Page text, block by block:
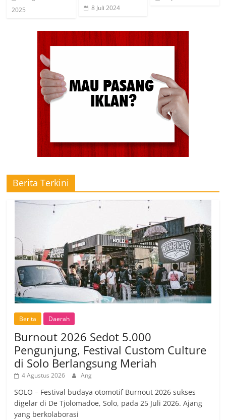
2025
8 Juli 2024
Berita Terkini
Berita Daerah
Burnout 2026 Sedot 5.000
Pengunjung, Festival Custom Culture
di Solo Berlangsung Meriah
4 Agustus 2026 Ang
SOLO – Festival budaya otomotif Burnout 2026 sukses
digelar di De Tjolomadoe, Solo, pada 25 Juli 2026. Ajang
yang berkolaborasi